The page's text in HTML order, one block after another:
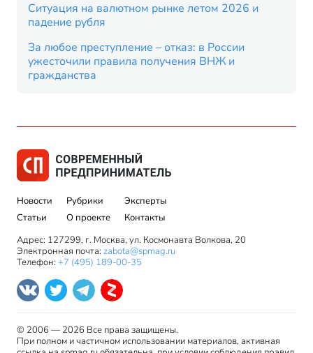
Ситуация на валютном рынке летом 2026 и
падение рубля
За любое преступление – отказ: в России
ужесточили правила получения ВНЖ и
гражданства
Новости
Статьи
Рубрики
О проекте
Эксперты
Контакты
Адрес: 127299, г. Москва, ул. Космонавта Волкова, 20
Электронная почта: zabota@spmag.ru
Телефон: +7 (495) 189-00-35
© 2006 — 2026 Все права защищены.
При полном и частичном использовании материалов, активная